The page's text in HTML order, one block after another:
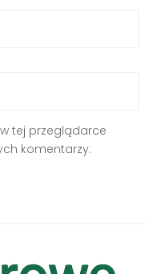
tej przeglądarce
komentarzy.